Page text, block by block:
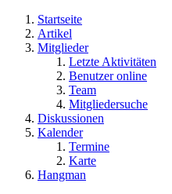
Startseite
Artikel
Mitglieder
Letzte Aktivitäten
Benutzer online
Team
Mitgliedersuche
Diskussionen
Kalender
Termine
Karte
Hangman